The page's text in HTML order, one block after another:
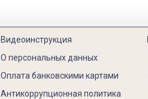
Видеоинструкция
О персональных данных
Оплата банковскими картами
Антикоррупционная политика